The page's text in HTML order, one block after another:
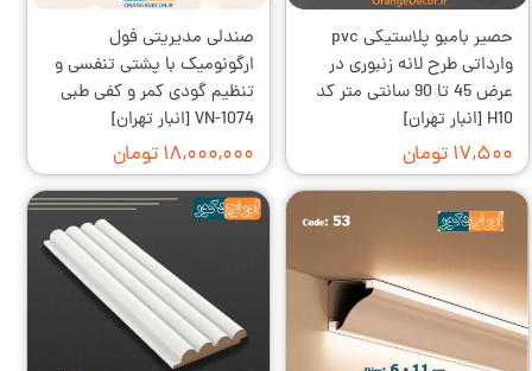
حصیر بامبو پلاستیکی pvc
وارداتی طرح لانه زنبوری در
عرض 45 تا 90 سانتی متر کد
H10 [انبار تهران]
۱۷,۵۰۰ تومان
صندلی مدیریتی فول
ارگونومیک با پشتی تنفسی و
تنظیم گودی کمر و کفی طبی
VN-1074 [انبار تهران]
۱۸,۰۰۰,۰۰۰ تومان